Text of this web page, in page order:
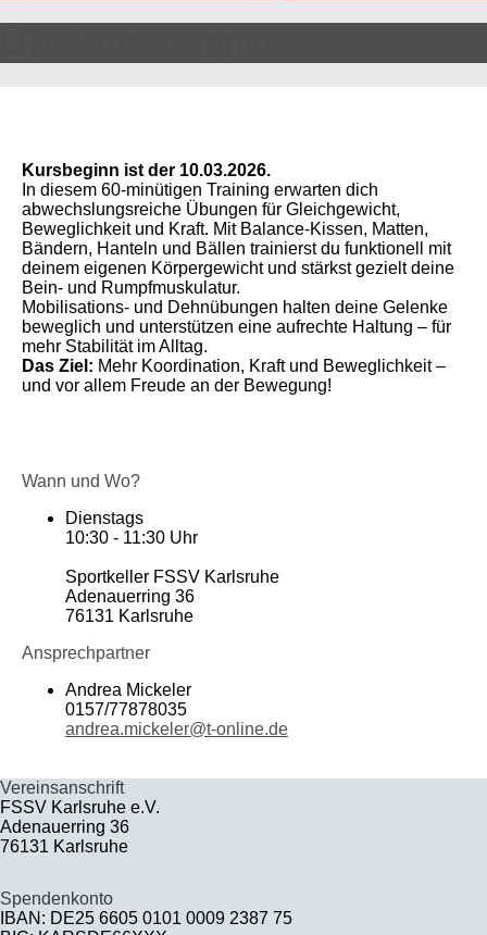
Kursbeginn ist der 10.03.2026.
In diesem 60-minütigen Training erwarten dich
abwechslungsreiche Übungen für Gleichgewicht,
Beweglichkeit und Kraft. Mit Balance-Kissen, Matten,
Bändern, Hanteln und Bällen trainierst du funktionell mit
deinem eigenen Körpergewicht und stärkst gezielt deine
Bein- und Rumpfmuskulatur.
Mobilisations- und Dehnübungen halten deine Gelenke
beweglich und unterstützen eine aufrechte Haltung – für
mehr Stabilität im Alltag.
Das Ziel: Mehr Koordination, Kraft und Beweglichkeit –
und vor allem Freude an der Bewegung!
Wann und Wo?
Dienstags
10:30 - 11:30 Uhr
Sportkeller FSSV Karlsruhe
Adenauerring 36
76131 Karlsruhe
Ansprechpartner
Andrea Mickeler
0157/77878035
andrea.mickeler@t-online.de
Vereinsanschrift
FSSV Karlsruhe e.V.
Adenauerring 36
76131 Karlsruhe
Spendenkonto
IBAN: DE25 6605 0101 0009 2387 75